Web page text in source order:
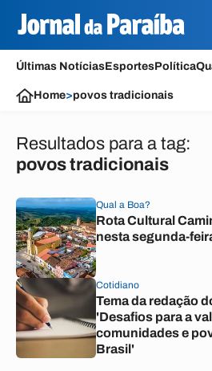
Últimas NotíciasEsportesPolítica
Home>povos tradicionais
Resultados para a tag:
povos tradicionais
Qual a Boa?
Rota Cultural
nesta segunda-
Cotidiano
Tema da redação
'Desafios para a
comunidades e
Brasil'